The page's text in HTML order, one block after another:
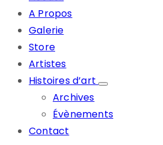
A Propos
Galerie
Store
Artistes
Histoires d’art
Archives
Évènements
Contact